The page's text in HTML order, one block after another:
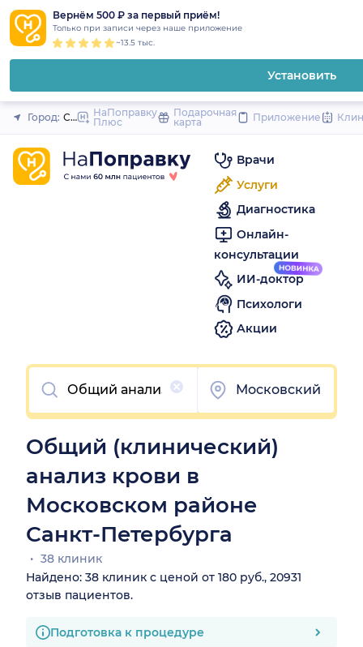
Вернём 500 ₽ за первый приём!
Только при записи через наше приложение
~13.5 тыс.
Установить
Закрыть
Город: Санкт-Петербург
НаПоправку
Плюс
Подарочная
карта
Приложение
Врачи
Услуги
Диагностика
Онлайн-
консультации
ИИ-доктор
Психологи
Акции
Очистить
Московский
Общий (клинический)
анализ крови в
Московском районе
Санкт-Петербурга
38 клиник
Найдено: 38 клиник с ценой от 180 руб., 20931
отзыв пациентов.
Подготовка к процедуре